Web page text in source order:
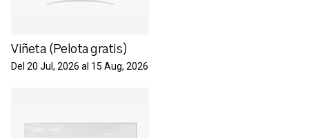
Viñeta (Pelota gratis)
Del 20 Jul, 2026 al 15 Aug, 2026